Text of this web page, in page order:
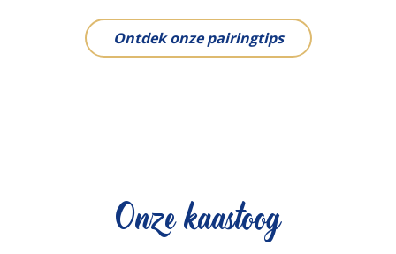
Ontdek onze pairingtips
Onze kaastoog